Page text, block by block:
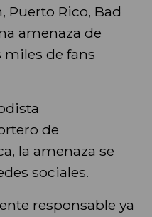
Puerto Rico, Bad
amenaza de
de fans
de
la amenaza se
sociales.
responsable ya